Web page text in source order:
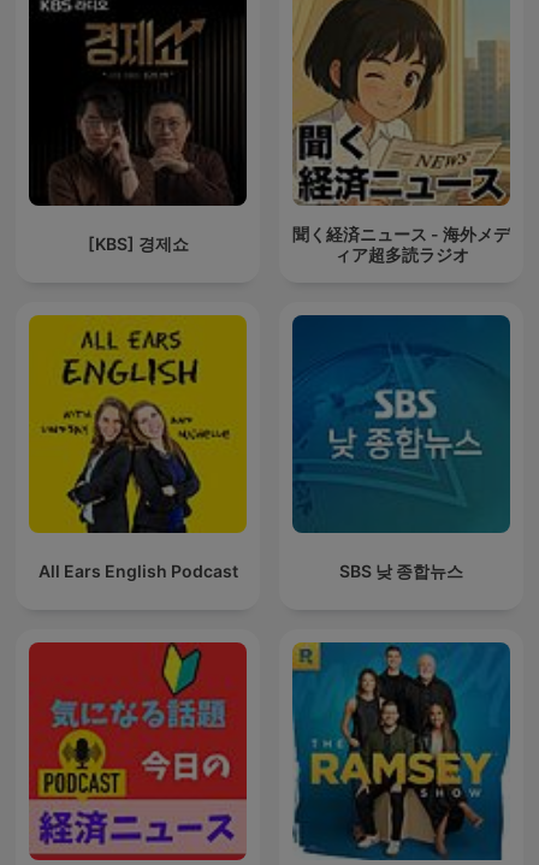
[KBS] 경제쇼
聞く経済ニュース - 海外メデ
ィア超多読ラジオ
All Ears English Podcast SBS 낮 종합뉴스